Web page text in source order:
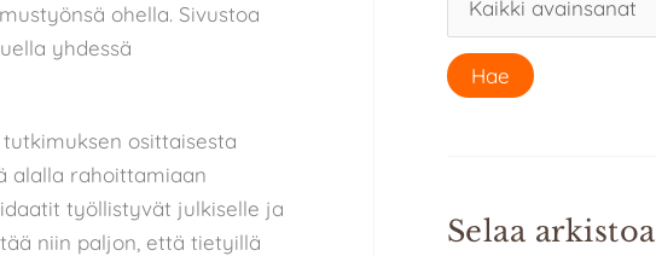
ohella. Sivustoa
yhdessä
osittaisesta
alalla rahoittamiaan
työllistyvät julkiselle ja
niin paljon, että tietyillä
Selaa arkistoa